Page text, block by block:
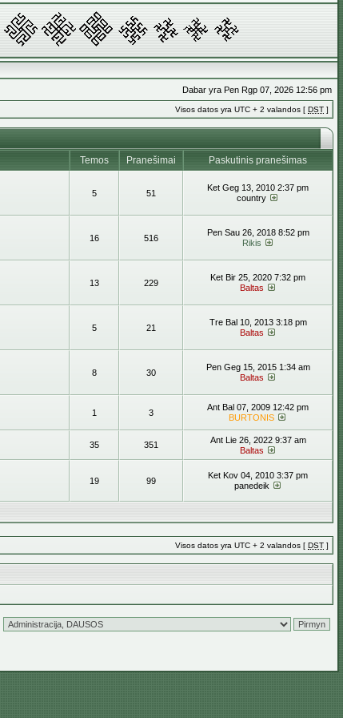
Dabar yra Pen Rgp 07, 2026 12:56 pm
Visos datos yra UTC + 2 valandos [ DST ]
Temos Pranešimai
Paskutinis pranešimas
5 51
Ket Geg 13, 2010 2:37 pm
country
16 516
Pen Sau 26, 2018 8:52 pm
Rikis
13 229
Ket Bir 25, 2020 7:32 pm
Baltas
5 21
Tre Bal 10, 2013 3:18 pm
Baltas
8 30
Pen Geg 15, 2015 1:34 am
Baltas
1 3
Ant Bal 07, 2009 12:42 pm
BURTONIS
35 351
Ant Lie 26, 2022 9:37 am
Baltas
19 99
Ket Kov 04, 2010 3:37 pm
panedeik
Visos datos yra UTC + 2 valandos [ DST ]